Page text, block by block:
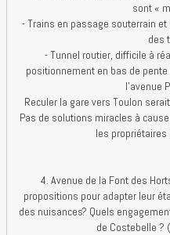
sont «
- Trains en passage souterrain
des
- Tunnel routier, difficile à
positionnement en bas de
l’avenue
Reculer la gare vers Toulon
Pas de solutions miracles à
les propriétaires
4. Avenue de la Font des
propositions pour adapter leur
des nuisances? Quels
de Costebelle ?